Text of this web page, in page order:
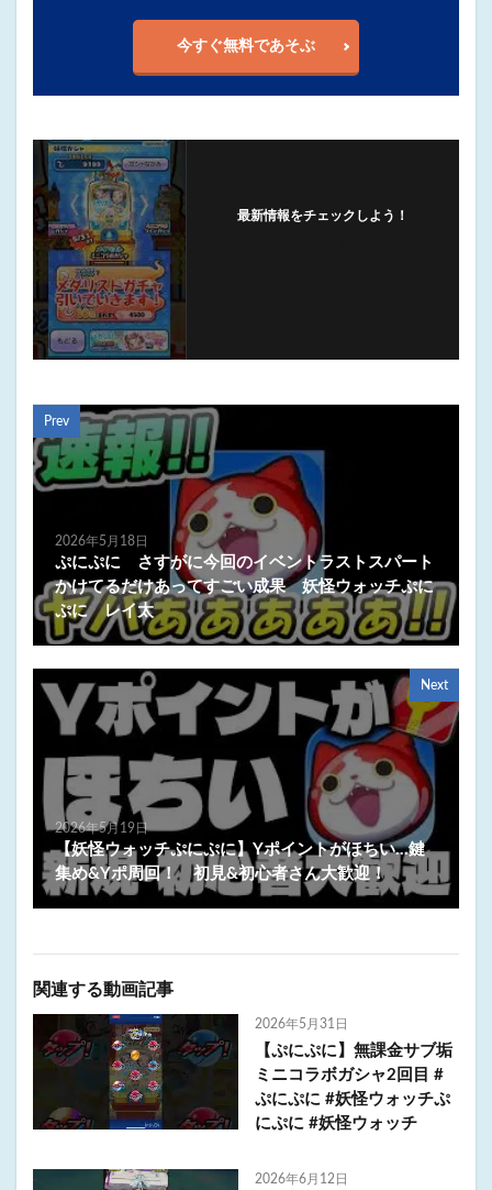
今すぐ無料であそぶ
最新情報をチェックしよう！
Prev
2026年5月18日
ぷにぷに さすがに今回のイベントラストスパート
かけてるだけあってすごい成果 妖怪ウォッチぷに
ぷに レイ太
Next
2026年5月19日
【妖怪ウォッチぷにぷに】Yポイントがほちい…鍵
集め&Yポ周回！ 初見&初心者さん大歓迎！
関連する動画記事
2026年5月31日
【ぷにぷに】無課金サブ垢
ミニコラボガシャ2回目 #
ぷにぷに #妖怪ウォッチぷ
にぷに #妖怪ウォッチ
2026年6月12日